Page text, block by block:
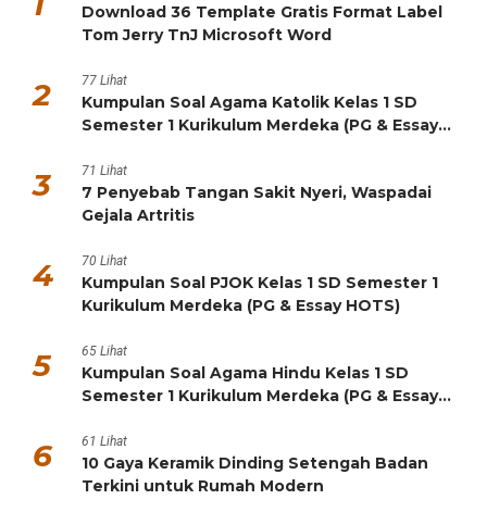
Download 36 Template Gratis Format Label
Tom Jerry TnJ Microsoft Word
2 77 Lihat
Kumpulan Soal Agama Katolik Kelas 1 SD
Semester 1 Kurikulum Merdeka (PG & Essay
3 71 Lihat
7 Penyebab Tangan Sakit Nyeri, Waspadai
Gejala Artritis
4 70 Lihat
Kumpulan Soal PJOK Kelas 1 SD Semester 1
Kurikulum Merdeka (PG & Essay HOTS)
5 65 Lihat
Kumpulan Soal Agama Hindu Kelas 1 SD
Semester 1 Kurikulum Merdeka (PG & Essay
6 61 Lihat
10 Gaya Keramik Dinding Setengah Badan
Terkini untuk Rumah Modern